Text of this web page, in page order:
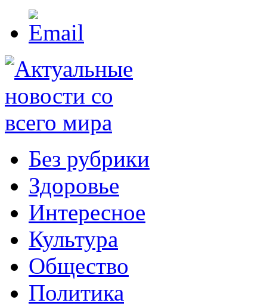
Без рубрики
Здоровье
Интересное
Культура
Общество
Политика